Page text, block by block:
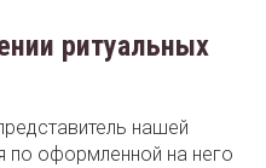
ритуальных
нашей
по оформленной на него